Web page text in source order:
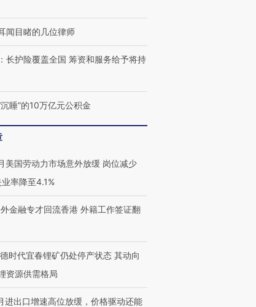
万
育部长拱下台
飞地休达
博
有意思的生活方式·第三对
住三大增长引擎是什么？
闻目睹的几位律师
： 长护险覆盖全国 筹资和服务给予将持
沉睡”的10万亿元公积金
美国劳动力市场意外放缓 岗位减少
率降至4.1%
金融专才回流香港 外籍工作签证翻
时代宜春锂矿仍处停产状态 其动向
资源供需格局
进出口增速高位放缓，价格驱动还能